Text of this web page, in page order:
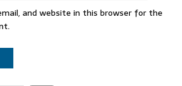
and website in this browser for the